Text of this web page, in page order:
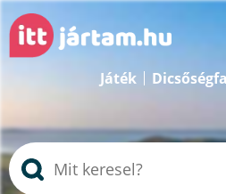
Játék